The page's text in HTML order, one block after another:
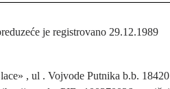
je registrovano 29.12.1989
, ul . Vojvode Putnika b.b. 18420